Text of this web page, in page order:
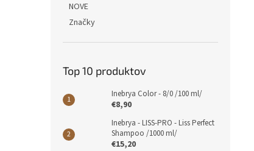
NOVE
Značky
Top 10 produktov
Inebrya Color - 8/0 /100 ml/
€8,90
Inebrya - LISS-PRO - Liss Perfect
Shampoo /1000 ml/
€15,20